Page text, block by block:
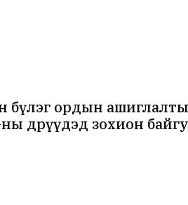
ордын ашиглалтын
өдрүүдэд зохион